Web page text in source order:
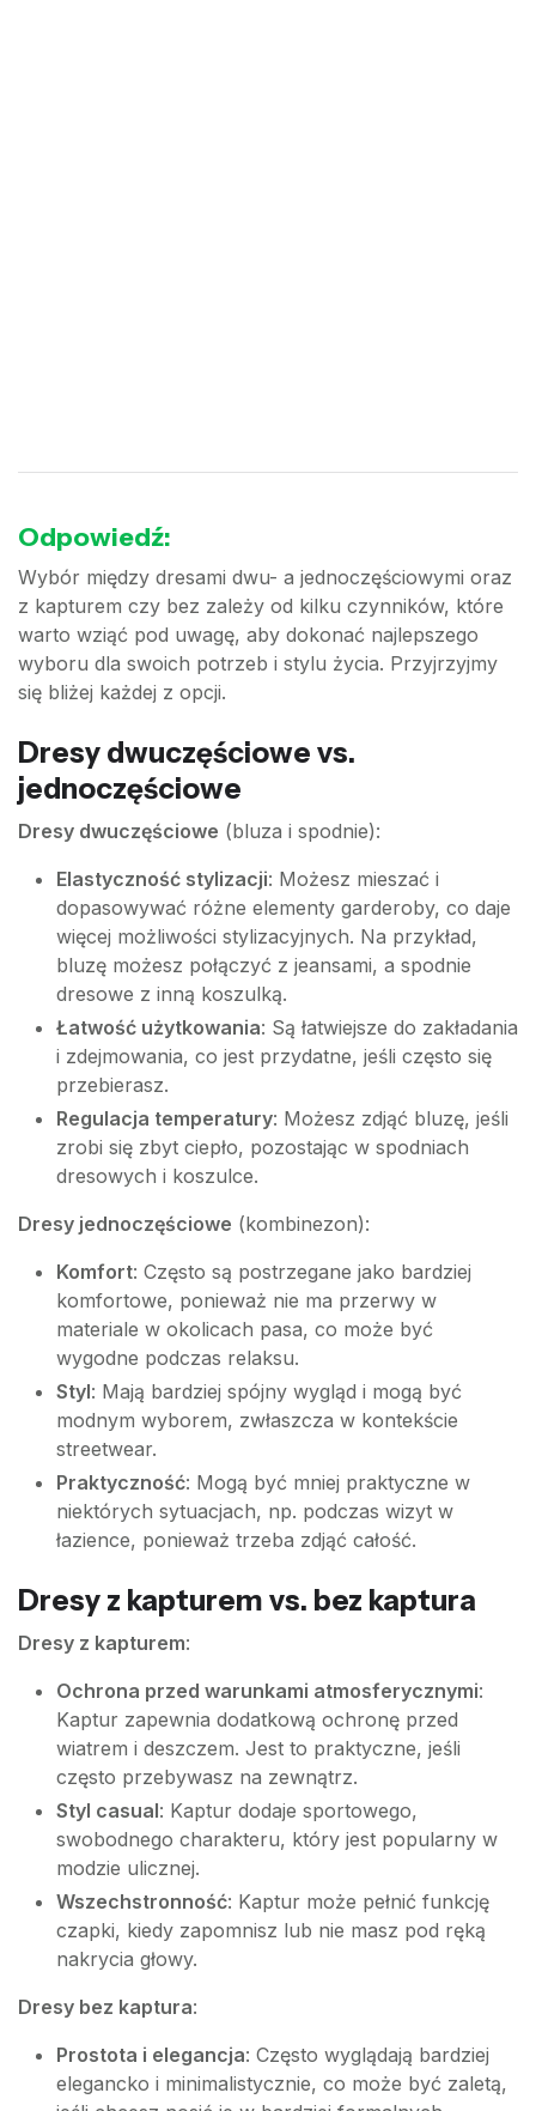
Odpowiedź:
Wybór między dresami dwu- a jednoczęściowymi oraz
z kapturem czy bez zależy od kilku czynników, które
warto wziąć pod uwagę, aby dokonać najlepszego
wyboru dla swoich potrzeb i stylu życia. Przyjrzyjmy
się bliżej każdej z opcji.
Dresy dwuczęściowe vs.
jednoczęściowe
Dresy dwuczęściowe (bluza i spodnie):
Elastyczność stylizacji: Możesz mieszać i
dopasowywać różne elementy garderoby, co daje
więcej możliwości stylizacyjnych. Na przykład,
bluzę możesz połączyć z jeansami, a spodnie
dresowe z inną koszulką.
Łatwość użytkowania: Są łatwiejsze do zakładania
i zdejmowania, co jest przydatne, jeśli często się
przebierasz.
Regulacja temperatury: Możesz zdjąć bluzę, jeśli
zrobi się zbyt ciepło, pozostając w spodniach
dresowych i koszulce.
Dresy jednoczęściowe (kombinezon):
Komfort: Często są postrzegane jako bardziej
komfortowe, ponieważ nie ma przerwy w
materiale w okolicach pasa, co może być
wygodne podczas relaksu.
Styl: Mają bardziej spójny wygląd i mogą być
modnym wyborem, zwłaszcza w kontekście
streetwear.
Praktyczność: Mogą być mniej praktyczne w
niektórych sytuacjach, np. podczas wizyt w
łazience, ponieważ trzeba zdjąć całość.
Dresy z kapturem vs. bez kaptura
Dresy z kapturem:
Ochrona przed warunkami atmosferycznymi:
Kaptur zapewnia dodatkową ochronę przed
wiatrem i deszczem. Jest to praktyczne, jeśli
często przebywasz na zewnątrz.
Styl casual: Kaptur dodaje sportowego,
swobodnego charakteru, który jest popularny w
modzie ulicznej.
Wszechstronność: Kaptur może pełnić funkcję
czapki, kiedy zapomnisz lub nie masz pod ręką
nakrycia głowy.
Dresy bez kaptura:
Prostota i elegancja: Często wyglądają bardziej
elegancko i minimalistycznie, co może być zaletą,